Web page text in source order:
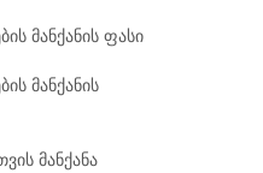
მანქანის ფასი
მანქანის
მანქანა